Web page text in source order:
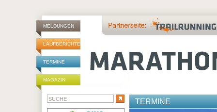
MELDUNGEN
LAUFBERICHTE
TERMINE
MAGAZIN
TERMINE